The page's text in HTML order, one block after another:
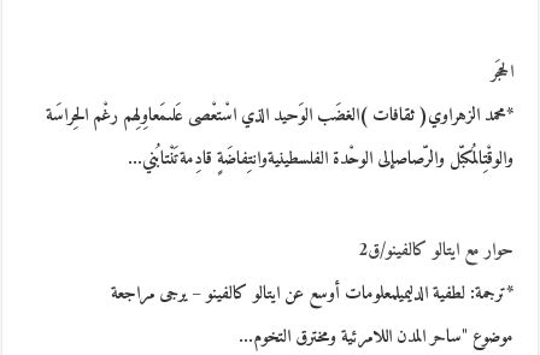
الحجَر
*محمد الزهراوي( ثقافات )الغضَب الوَحيد الذي اسْتعْصى عَلىمَعاوِلِهم رغْم الحِراسَة
والوقْتِالمُكبّل والرّصاصإلى الوحْدة الفلسطينيةوانتِفاضَةٍ قادِمةتَنْتابُني…
حوار مع ايتالو كالفينو/ق2
*ترجمة: لطفية الدليميلمعلومات أوسع عن ايتالو كالفينو – يرجى مراجعة
موضوع "ساحر المدن اللامرئية ومخترق التخوم…